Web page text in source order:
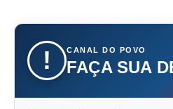
! CANAL DO POVO
FAÇA SUA